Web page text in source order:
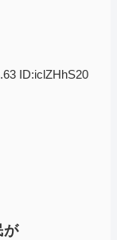
ID:iclZHhS20
が